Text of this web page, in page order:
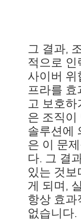
그 결과,
적으로
사이버 위
프라를
고 보호
은 조직
솔루션에
은 이 문
다. 그 결
있는 것
게 되며,
항상 효
없습니다.